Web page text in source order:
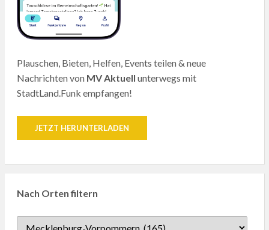
Plauschen, Bieten, Helfen, Events teilen & neue
Nachrichten von MV Aktuell unterwegs mit
StadtLand.Funk empfangen!
JETZT HERUNTERLADEN
Nach Orten filtern